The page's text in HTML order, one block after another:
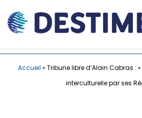
Accueil » Tribune libre d’Alain Cabras :
interculturelle par ses